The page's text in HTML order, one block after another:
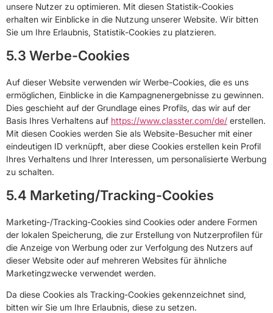
unsere Nutzer zu optimieren. Mit diesen Statistik-Cookies
erhalten wir Einblicke in die Nutzung unserer Website. Wir bitten
Sie um Ihre Erlaubnis, Statistik-Cookies zu platzieren.
5.3 Werbe-Cookies
Auf dieser Website verwenden wir Werbe-Cookies, die es uns
ermöglichen, Einblicke in die Kampagnenergebnisse zu gewinnen.
Dies geschieht auf der Grundlage eines Profils, das wir auf der
Basis Ihres Verhaltens auf https://www.classter.com/de/ erstellen.
Mit diesen Cookies werden Sie als Website-Besucher mit einer
eindeutigen ID verknüpft, aber diese Cookies erstellen kein Profil
Ihres Verhaltens und Ihrer Interessen, um personalisierte Werbung
zu schalten.
5.4 Marketing/Tracking-Cookies
Marketing-/Tracking-Cookies sind Cookies oder andere Formen
der lokalen Speicherung, die zur Erstellung von Nutzerprofilen für
die Anzeige von Werbung oder zur Verfolgung des Nutzers auf
dieser Website oder auf mehreren Websites für ähnliche
Marketingzwecke verwendet werden.
Da diese Cookies als Tracking-Cookies gekennzeichnet sind,
bitten wir Sie um Ihre Erlaubnis, diese zu setzen.